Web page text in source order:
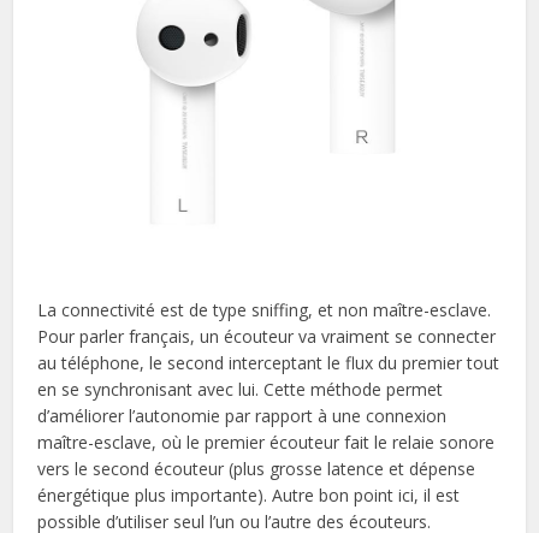
La connectivité est de type sniffing, et non maître-esclave.
Pour parler français, un écouteur va vraiment se connecter
au téléphone, le second interceptant le flux du premier tout
en se synchronisant avec lui. Cette méthode permet
d’améliorer l’autonomie par rapport à une connexion
maître-esclave, où le premier écouteur fait le relaie sonore
vers le second écouteur (plus grosse latence et dépense
énergétique plus importante). Autre bon point ici, il est
possible d’utiliser seul l’un ou l’autre des écouteurs.